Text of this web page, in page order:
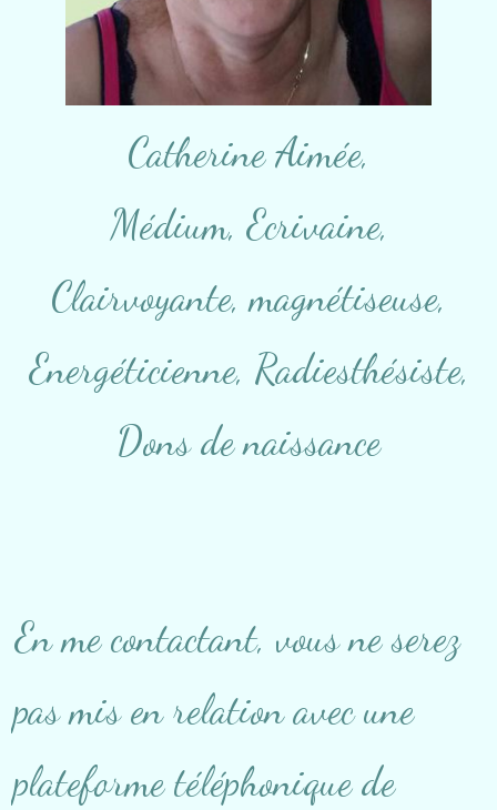
Catherine Aimée,
Médium, Ecrivaine,
Clairvoyante, magnétiseuse,
Energéticienne, Radiesthésiste,
Dons de naissance
En me contactant, vous ne serez
pas mis en relation avec une
plateforme téléphonique de